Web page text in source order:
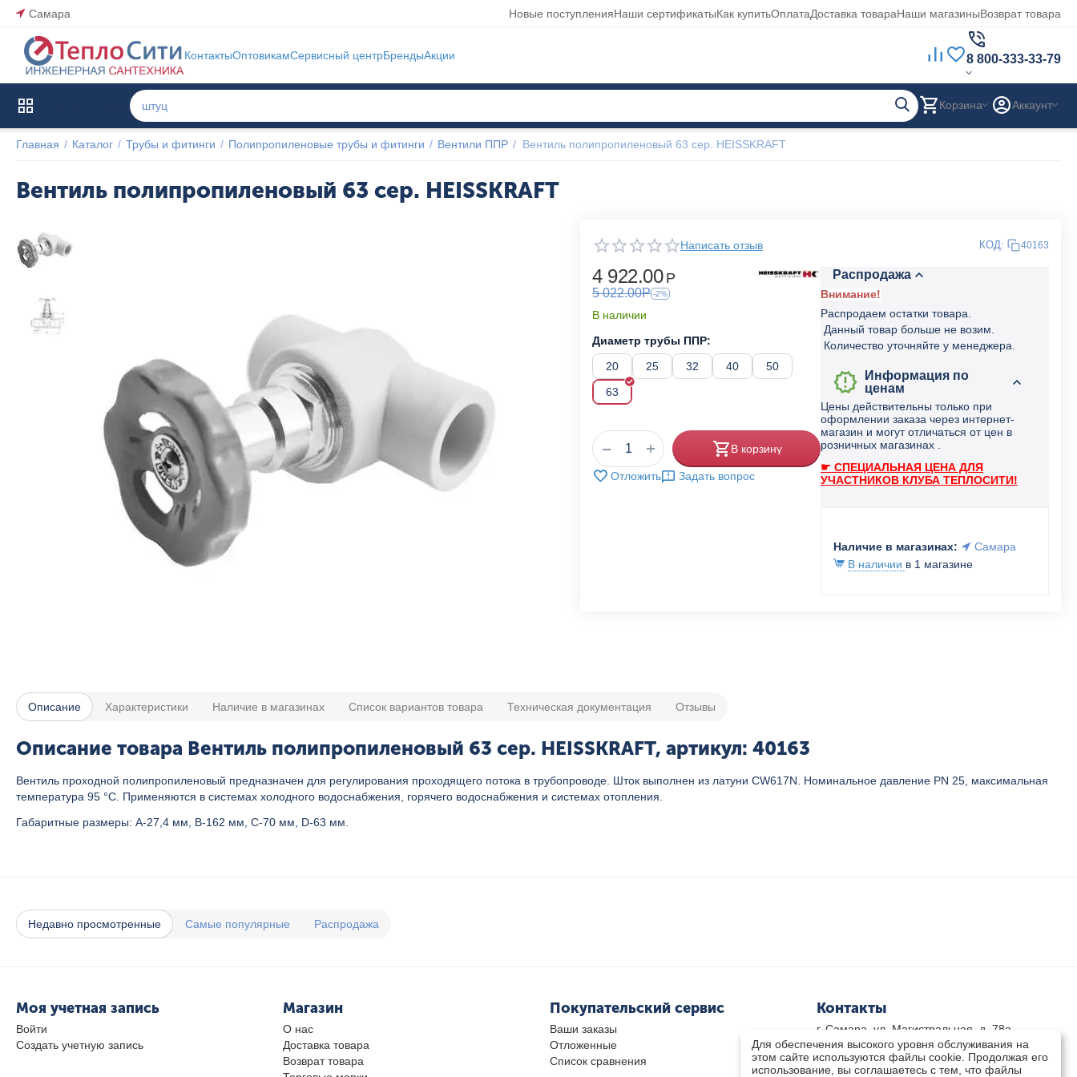
Самара Новые поступленияНаши сертификатыКак купитьОплатаДоставка товараНаши магазиныВозврат товара
КонтактыОптовикамСервисный центрБрендыАкции 8 800-333-33-79
Корзина Аккаунт
Главная / Каталог / Трубы и фитинги / Полипропиленовые трубы и фитинги / Вентили ППР / Вентиль полипропиленовый 63 сер. HEISSKRAFT
Вентиль полипропиленовый 63 сер. HEISSKRAFT
Популярный
Написать отзыв КОД: 40163
4 922.00 Р
5 022.00Р -2%
В наличии
Диаметр трубы ППР:
20
25 32 40
50
63
+
− В корзину
Отложить Задать вопрос
Распродажа
Внимание!
Распродаем остатки товара.
Данный товар больше не возим.
Количество уточняйте у менеджера.
Информация по
ценам
Цены действительны только при
оформлении заказа через интернет-
магазин и могут отличаться от цен в
розничных магазинах .
☛ СПЕЦИАЛЬНАЯ ЦЕНА ДЛЯ
УЧАСТНИКОВ КЛУБА ТЕПЛОСИТИ!
Наличие в магазинах:
Самара
В наличии в 1 магазине
Описание Характеристики Наличие в магазинах Список вариантов товара Техническая документация Отзывы
Описание товара Вентиль полипропиленовый 63 сер. HEISSKRAFT, артикул: 40163
Вентиль проходной полипропиленовый предназначен для регулирования проходящего потока в трубопроводе. Шток выполнен из латуни CW617N. Номинальное давление PN 25, максимальная
температура 95 °C. Применяются в системах холодного водоснабжения, горячего водоснабжения и системах отопления.
Габаритные размеры: A-27,4 мм, B-162 мм, C-70 мм, D-63 мм.
Недавно просмотренные Самые популярные Распродажа
Моя учетная запись
Войти
Создать учетную запись
Магазин
О нас
Доставка товара
Возврат товара
Покупательский сервис
Ваши заказы
Отложенные
Список сравнения
Контакты
г. Самара, ул. Магистральная, д. 78а
8 800-333-33-79(звонок бесплатный)
8(846)-211-03-15
Для обеспечения высокого уровня обслуживания на
этом сайте используются файлы cookie. Продолжая его
использование, вы соглашаетесь с тем, что файлы